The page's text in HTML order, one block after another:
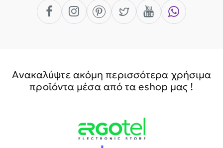
Ανακαλύψτε ακόμη περισσότερα χρήσιμα
προϊόντα μέσα από τα eshop μας !